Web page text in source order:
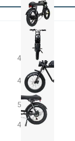
48V 20Ah
40 км/ч
500 W
40 км